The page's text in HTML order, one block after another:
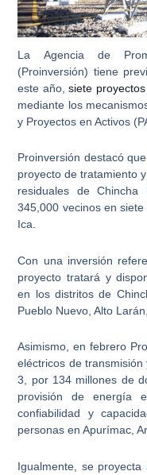
La Agencia de
(Proinversión) tiene
este año,siete proyectos
mediante los
y Proyectos en Activos
Proinversión destacó
proyecto de tratamiento
residuales de Chincha
345,000 vecinos en
Ica.
Con una inversión
proyecto tratará y
en los distritos de
Pueblo Nuevo, Alto
Asimismo, en febrero
eléctricos de transmisión
3, por 134 millones de
provisión de energía
confiabilidad y
personas en Apurímac,
Igualmente, se